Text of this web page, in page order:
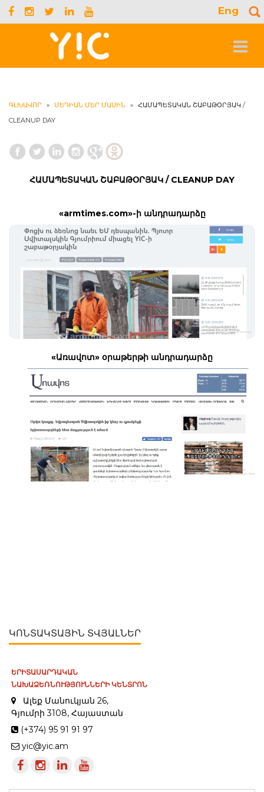
Eng
Toggle
ԳԼԽԱՎՈՐ » ՄԵԴԻԱՆ ՄԵՐ ՄԱՍԻՆ » ՀԱՄԱՊԵՏԱԿԱՆ ՇԱԲԱԹՕՐՅԱԿ /
CLEANUP DAY
ՀԱՄԱՊԵՏԱԿԱՆ ՇԱԲԱԹՕՐՅԱԿ / CLEANUP DAY
«armtimes.com»-ի անդրադարձը
«Առավոտ» օրաթերթի անդրադարձը
ԿՈՆՏԱԿՏԱՅԻՆ ՏՎՅԱԼՆԵՐ
ԵՐԻՏԱՍԱՐԴԱԿԱՆ
ՆԱԽԱՁԵՌՆՈՒԹՅՈՒՆՆԵՐԻ ԿԵՆՏՐՈՆ
Ալեք Մանուկյան 26,
Գյումրի 3108, Հայաստան
(+374) 95 91 91 97
yic@yic.am